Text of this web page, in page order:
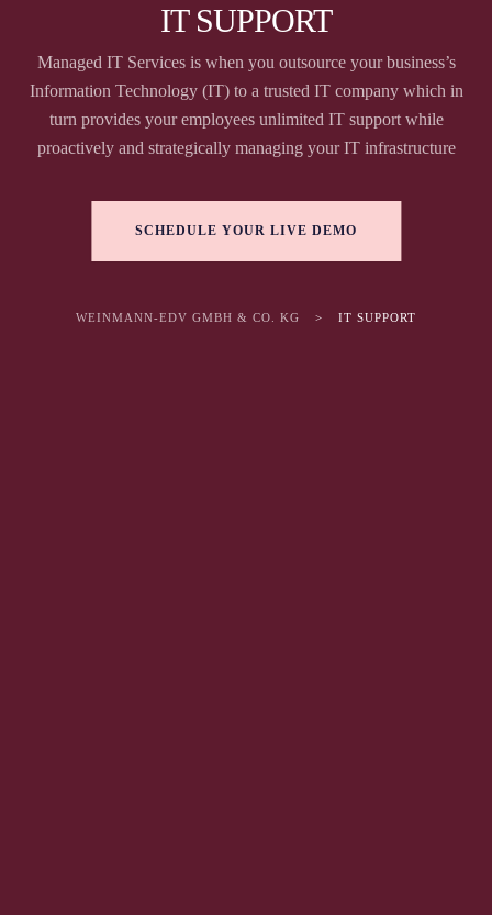
IT SUPPORT
Managed IT Services is when you outsource your business’s
Information Technology (IT) to a trusted IT company which in
turn provides your employees unlimited IT support while
proactively and strategically managing your IT infrastructure
SCHEDULE YOUR LIVE DEMO
WEINMANN-EDV GMBH & CO. KG > IT SUPPORT